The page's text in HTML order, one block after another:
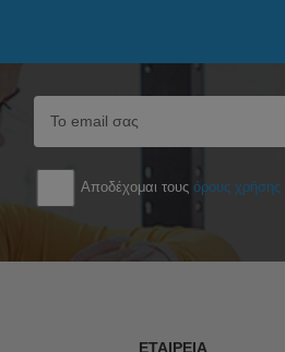
Αποδέχομαι τουςόρους χρήσης
ΕΤΑΙΡΕΊΑ